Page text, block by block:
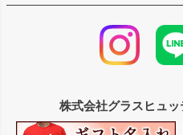
株式会社グラスヒュ